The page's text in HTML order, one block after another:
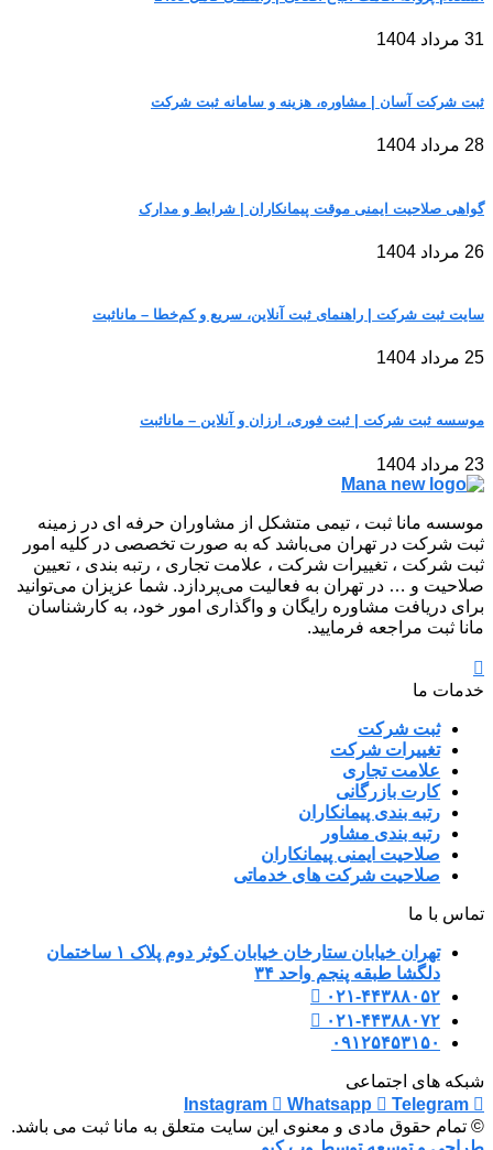
31 مرداد 1404
ثبت شرکت آسان | مشاوره، هزینه و سامانه ثبت شرکت
28 مرداد 1404
گواهی صلاحیت ایمنی موقت پیمانکاران | شرایط و مدارک
26 مرداد 1404
سایت ثبت شرکت | راهنمای ثبت آنلاین، سریع و کم‌خطا – مانا‌ثبت
25 مرداد 1404
موسسه ثبت شرکت | ثبت فوری، ارزان و آنلاین – مانا‌ثبت
23 مرداد 1404
موسسه مانا ثبت ، تیمی متشکل از مشاوران حرفه ای در زمینه
ثبت شرکت در تهران می‌باشد که به صورت تخصصی در کلیه امور
ثبت شرکت ، تغییرات شرکت ، علامت تجاری ، رتبه بندی ، تعیین
صلاحیت و … در تهران به فعالیت می‌پردازد. شما عزیزان می‌توانید
برای دریافت مشاوره رایگان و واگذاری امور خود، به کارشناسان
مانا ثبت مراجعه فرمایید.
خدمات ما
ثبت شرکت
تغییرات شرکت
علامت تجاری
کارت بازرگانی
رتبه بندی پیمانکاران
رتبه بندی مشاور
صلاحیت ایمنی پیمانکاران
صلاحیت شرکت های خدماتی
تماس با ما
تهران خیابان ستارخان خیابان کوثر دوم پلاک ۱ ساختمان
دلگشا طبقه پنجم واحد ۳۴
۰۲۱-۴۴۳۸۸۰۵۲
۰۲۱-۴۴۳۸۸۰۷۲
۰۹۱۲۵۴۵۳۱۵۰
شبکه های اجتماعی
Instagram
Whatsapp
Telegram
© تمام حقوق مادی و معنوی این سایت متعلق به مانا ثبت می باشد.